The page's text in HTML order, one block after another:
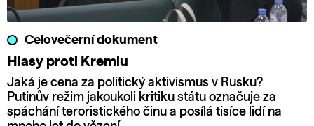
Celovečerní dokument
Hlasy proti Kremlu
Jaká je cena za politický aktivismus v Rusku?
Putinův režim jakoukoli kritiku státu označuje za
spáchání teroristického činu a posílá tisíce lidí na